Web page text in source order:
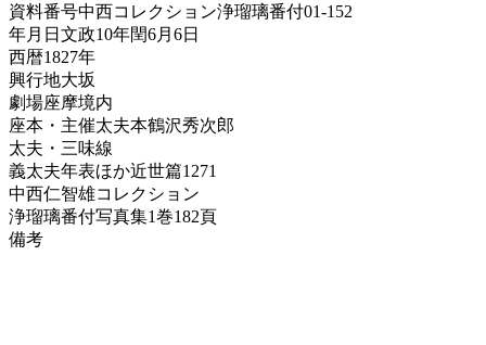
資料番号中西コレクション浄瑠璃番付01-152
年月日 文政10年閏6月6日
西暦1827年
興行地大坂
劇場座摩境内
座本・主催太夫本鶴沢秀次郎
太夫・三味線
義太夫年表ほか近世篇1271
中西仁智雄コレクション
浄瑠璃番付写真集1巻182頁
備考